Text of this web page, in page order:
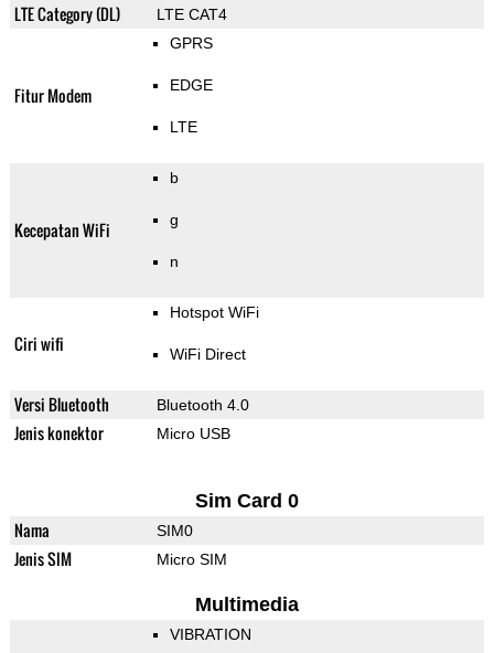
LTE Category (DL) LTE CAT4
Fitur Modem
GPRS
EDGE
LTE
Kecepatan WiFi
b
g
n
Ciri wifi
Hotspot WiFi
WiFi Direct
Versi Bluetooth Bluetooth 4.0
Jenis konektor Micro USB
Sim Card 0
Nama SIM0
Jenis SIM Micro SIM
Multimedia
VIBRATION